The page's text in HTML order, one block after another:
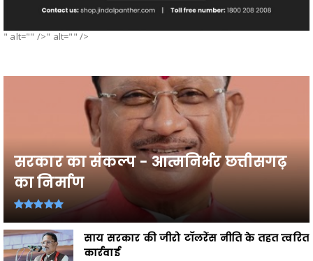
" alt="" />" alt="" />
सरकार का संकल्प - आत्मनिर्भर छत्तीसगढ़
का निर्माण
साय सरकार की जीरो टॉलरेंस नीति के तहत त्वरित
कार्रवाई